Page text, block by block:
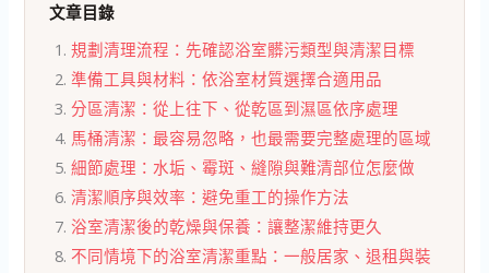
文章目錄
規劃清理流程：先確認浴室髒污類型與清潔目標
準備工具與材料：依浴室材質選擇合適用品
分區清潔：從上往下、從乾區到濕區依序處理
馬桶清潔：最容易忽略，也最需要完整處理的區域
細節處理：水垢、霉斑、縫隙與難清部位怎麼做
清潔順序與效率：避免重工的操作方法
浴室清潔後的乾燥與保養：讓整潔維持更久
不同情境下的浴室清潔重點：一般居家、退租與裝